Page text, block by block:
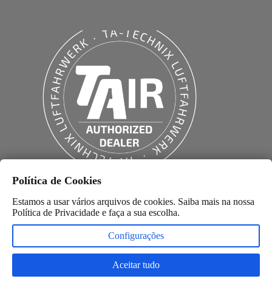
Política de Cookies
Estamos a usar vários arquivos de cookies. Saiba mais na nossa
Política de Privacidade e faça a sua escolha.
Configurações
Aceitar tudo